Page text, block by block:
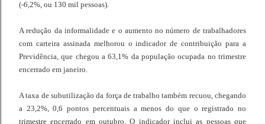
(-6,2%, ou 130 mil pessoas).
A redução da informalidade e o aumento no número de trabalhadores
com carteira assinada melhorou o indicador de contribuição para a
Previdência, que chegou a 63,1% da população ocupada no trimestre
encerrado em janeiro.
A taxa de subutilização da força de trabalho também recuou, chegando
a 23,2%, 0,6 pontos percentuais a menos do que o registrado no
trimestre encerrado em outubro. O indicador inclui as pessoas que